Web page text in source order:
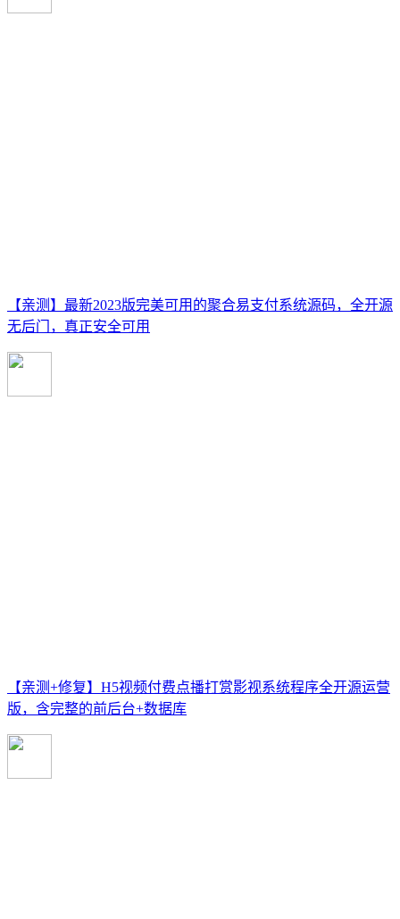
【亲测】最新2023版完美可用的聚合易支付系统源码，全开源
无后门，真正安全可用
【亲测+修复】H5视频付费点播打赏影视系统程序全开源运营
版，含完整的前后台+数据库